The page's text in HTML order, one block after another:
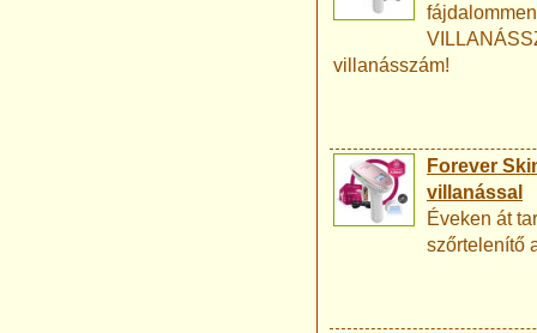
villanásszám!
Forever
villanással
Éveken át
szőrtelenítő